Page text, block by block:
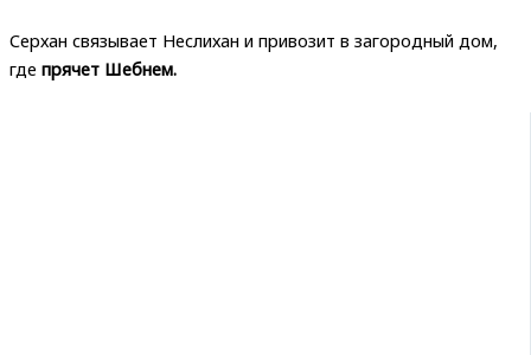
Серхан связывает Неслихан и привозит в загородный дом,
где прячет Шебнем.